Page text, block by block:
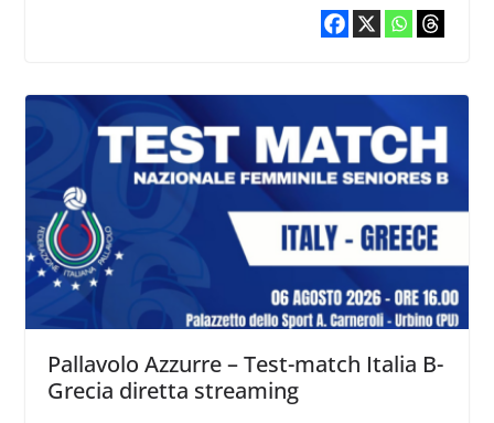
Pallavolo Azzurre – Test-match Italia B-
Grecia diretta streaming